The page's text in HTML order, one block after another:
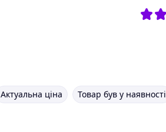
Актуальна ціна
Товар був у наявності